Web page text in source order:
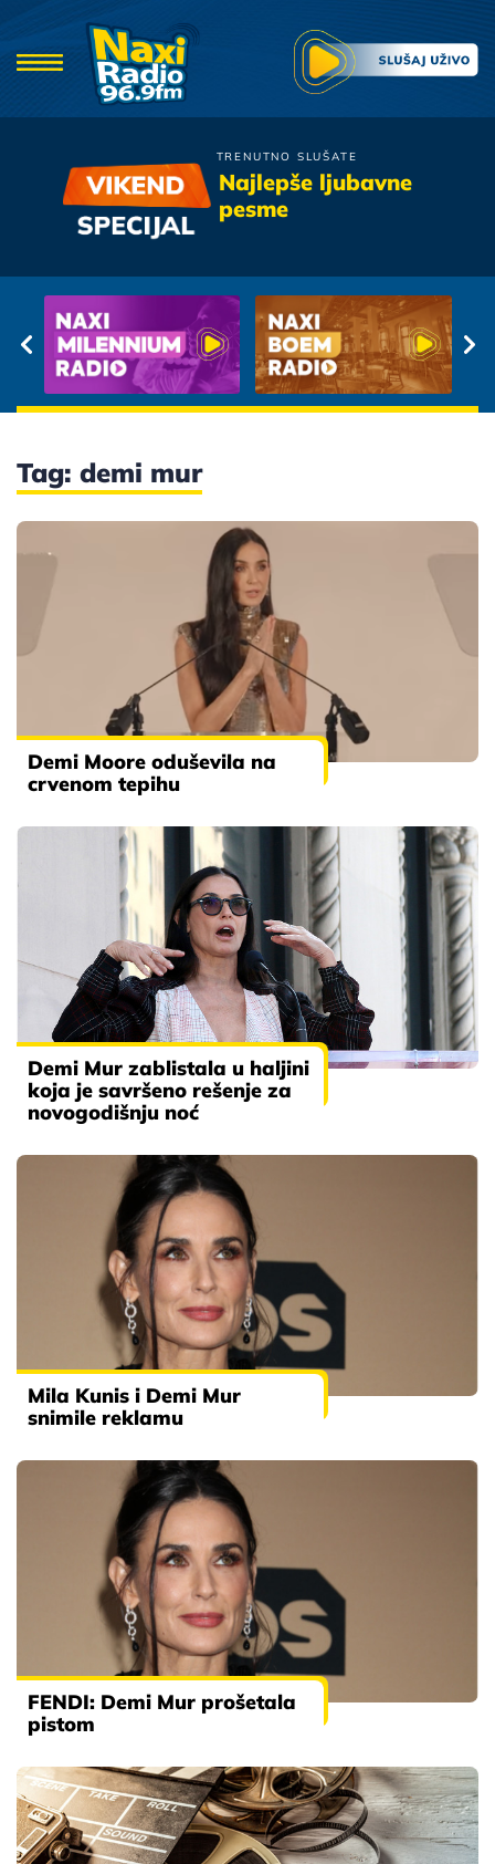
TRENUTNO SLUŠATE
Najlepše ljubavne
pesme
Oliver Mandic
Tag: demi mur
Demi Moore oduševila na
crvenom tepihu
Demi Mur zablistala u haljini
koja je savršeno rešenje za
novogodišnju noć
Mila Kunis i Demi Mur
snimile reklamu
FENDI: Demi Mur prošetala
pistom